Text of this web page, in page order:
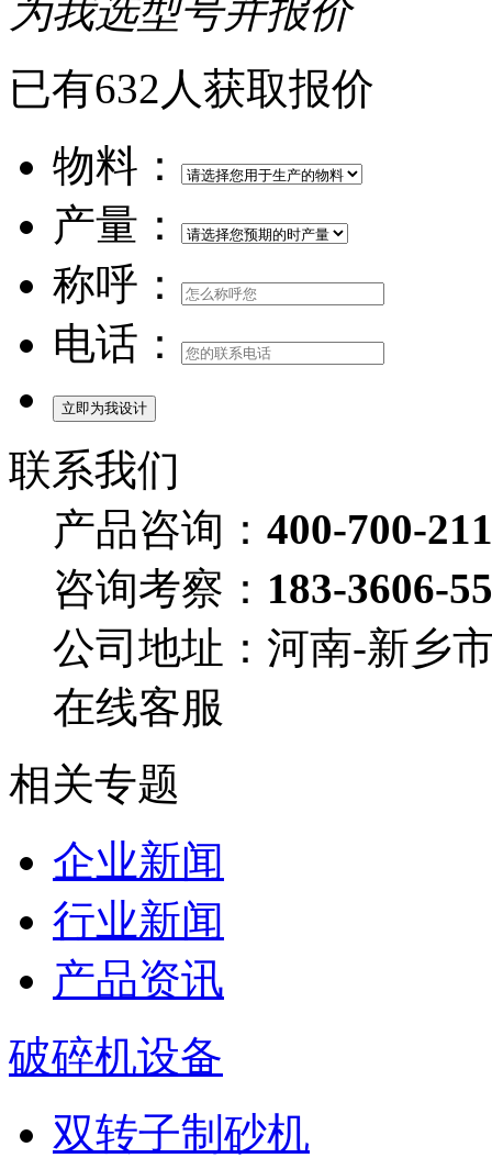
为我选型号并报价
已有632人获取报价
物料：
产量：
称呼：
电话：
联系我们
产品咨询： 400-700-
咨询考察： 183-3606-
公司地址：河南-新乡
在线客服
相关专题
企业新闻
行业新闻
产品资讯
破碎机设备
双转子制砂机